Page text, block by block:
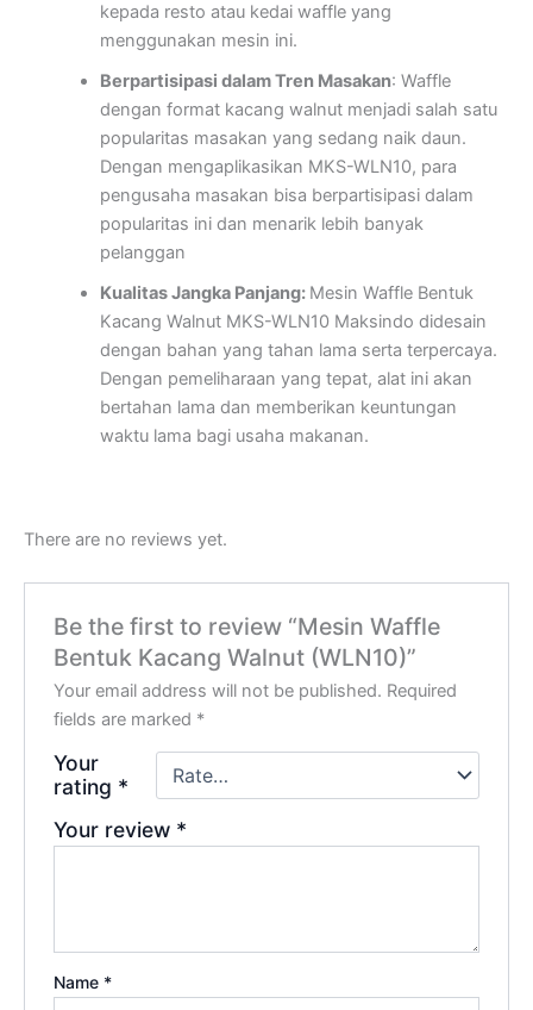
kepada resto atau kedai waffle yang
menggunakan mesin ini.
Berpartisipasi dalam Tren Masakan: Waffle
dengan format kacang walnut menjadi salah satu
popularitas masakan yang sedang naik daun.
Dengan mengaplikasikan MKS-WLN10, para
pengusaha masakan bisa berpartisipasi dalam
popularitas ini dan menarik lebih banyak
pelanggan
Kualitas Jangka Panjang: Mesin Waffle Bentuk
Kacang Walnut MKS-WLN10 Maksindo didesain
dengan bahan yang tahan lama serta terpercaya.
Dengan pemeliharaan yang tepat, alat ini akan
bertahan lama dan memberikan keuntungan
waktu lama bagi usaha makanan.
There are no reviews yet.
Be the first to review “Mesin Waffle
Bentuk Kacang Walnut (WLN10)”
Your email address will not be published. Required
fields are marked *
Your
rating *
Your review *
Name *